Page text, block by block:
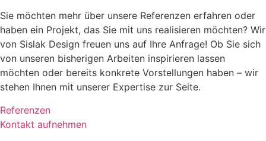
Sie möchten mehr über unsere Referenzen erfahren oder
haben ein Projekt, das Sie mit uns realisieren möchten? Wir
von Sislak Design freuen uns auf Ihre Anfrage! Ob Sie sich
von unseren bisherigen Arbeiten inspirieren lassen
möchten oder bereits konkrete Vorstellungen haben – wir
stehen Ihnen mit unserer Expertise zur Seite.
Referenzen
Kontakt aufnehmen